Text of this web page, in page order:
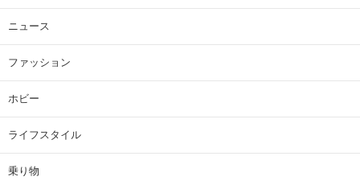
ニュース
ファッション
ホビー
ライフスタイル
乗り物